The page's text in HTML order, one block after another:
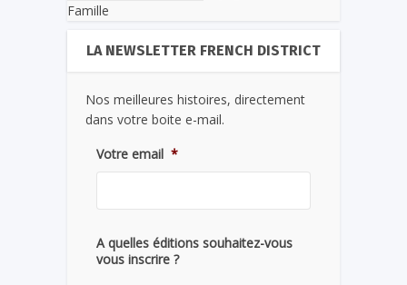
Famille
LA NEWSLETTER FRENCH DISTRICT
Nos meilleures histoires, directement
dans votre boite e-mail.
Votre email *
A quelles éditions souhaitez-vous
vous inscrire ?